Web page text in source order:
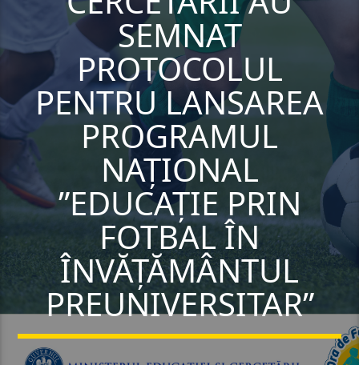
SEMNAT
PROTOCOLUL
PENTRU LANSAREA
PROGRAMUL
NAȚIONAL
”EDUCAȚIE PRIN
FOTBAL ÎN
ÎNVĂȚĂMÂNTUL
PREUNIVERSITAR”